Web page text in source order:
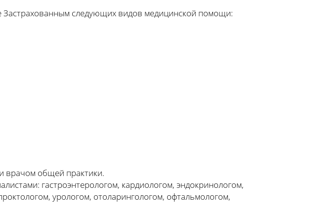
Застрахованным следующих видов медицинской помощи:
врачом общей практики.
гастроэнтерологом, кардиологом, эндокринологом,
урологом, отоларингологом, офтальмологом,